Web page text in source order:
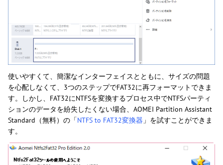
使いやすくて、簡潔なインターフェイスとともに、サイズの問題
を心配しなくて、3つのステップでFAT32に再フォーマットできま
す。しかし、FAT32にNTFSを変換するプロセス中でNTFSパーティ
ションのデータを紛失したくない場合、AOMEI Partition Assistant
Standard（無料）の「NTFS to FAT32変換器 」を試すことができま
す。